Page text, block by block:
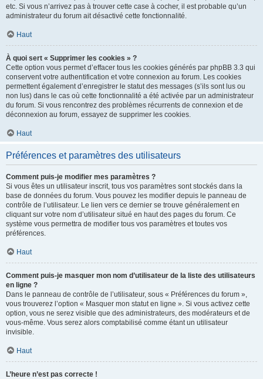
etc. Si vous n’arrivez pas à trouver cette case à cocher, il est probable qu’un
administrateur du forum ait désactivé cette fonctionnalité.
Haut
À quoi sert « Supprimer les cookies » ?
Cette option vous permet d’effacer tous les cookies générés par phpBB 3.3 qui
conservent votre authentification et votre connexion au forum. Les cookies
permettent également d’enregistrer le statut des messages (s’ils sont lus ou
non lus) dans le cas où cette fonctionnalité a été activée par un administrateur
du forum. Si vous rencontrez des problèmes récurrents de connexion et de
déconnexion au forum, essayez de supprimer les cookies.
Haut
Préférences et paramètres des utilisateurs
Comment puis-je modifier mes paramètres ?
Si vous êtes un utilisateur inscrit, tous vos paramètres sont stockés dans la
base de données du forum. Vous pouvez les modifier depuis le panneau de
contrôle de l’utilisateur. Le lien vers ce dernier se trouve généralement en
cliquant sur votre nom d’utilisateur situé en haut des pages du forum. Ce
système vous permettra de modifier tous vos paramètres et toutes vos
préférences.
Haut
Comment puis-je masquer mon nom d’utilisateur de la liste des utilisateurs
en ligne ?
Dans le panneau de contrôle de l’utilisateur, sous « Préférences du forum »,
vous trouverez l’option « Masquer mon statut en ligne ». Si vous activez cette
option, vous ne serez visible que des administrateurs, des modérateurs et de
vous-même. Vous serez alors comptabilisé comme étant un utilisateur
invisible.
Haut
L’heure n’est pas correcte !